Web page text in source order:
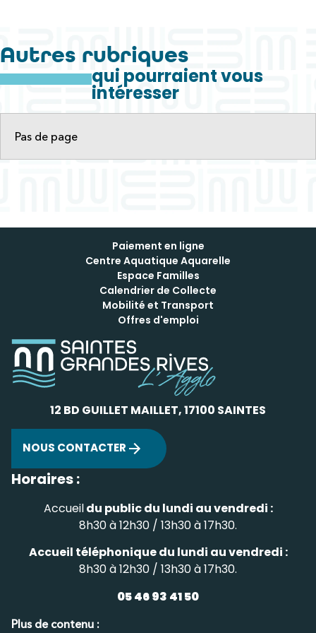
Autres rubriques
qui pourraient vous
intéresser
Pas de page
Paiement en ligne
Centre Aquatique Aquarelle
Espace Familles
Calendrier de Collecte
Mobilité et Transport
Offres d'emploi
12 BD GUILLET MAILLET, 17100 SAINTES
NOUS CONTACTER
Horaires :
Accueildu public du lundi au vendredi :
8h30 à 12h30 / 13h30 à 17h30.
Accueil téléphonique du lundi au vendredi :
8h30 à 12h30 / 13h30 à 17h30.
05 46 93 41 50
Plus de contenu :